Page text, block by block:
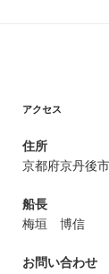
アクセス
住所
京都府京丹後
船長
梅垣 博信
お問い合わせ